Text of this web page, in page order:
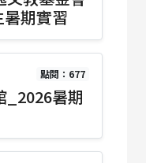
暑期實習
點閱：677
_2026暑期